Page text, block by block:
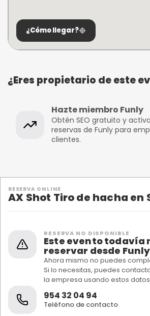
¿Cómo llegar?
¿Eres propietario de este
Hazte miembro Funly
Obtén SEO gratuito y
reservas de Funly para
clientes.
RESERVA ONLINE
AX Shot Tiro de hacha en
RESERVA NO DISPONIBLE
Este evento todavía
reservar desde Funly
Ahora mismo no puedes
Si lo necesitas, puedes
la empresa usando estos
954 32 04 94
Teléfono de contacto